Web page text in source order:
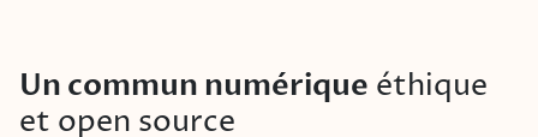
Un commun numérique éthique
et open source